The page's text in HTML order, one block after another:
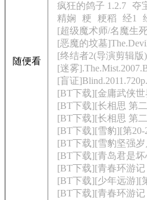
随便看
疯狂的鸽子 1.2.7 夺
精娴
粳 粳稻 经1
[超级魔术师/名魔生
[恶魔的坟墓
[终结者2(导演剪辑版
[迷雾
[盲证
[BT下载][金庸武侠
[BT下载][长相思 第
[BT下载][长相思 第
[BT下载][雪豹][第
[BT下载][雪豹坚强
[BT下载][青岛君是
[BT下载][青春环游
[BT下载][少年远游][
[BT下载][青春环游